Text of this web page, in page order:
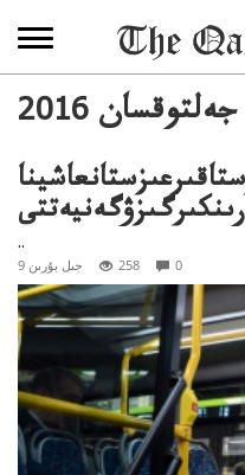
2016 جەلتوقسان
..
9 جىل بۇرىن 258 0